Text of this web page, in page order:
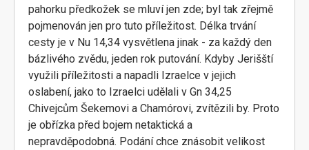
pahorku předkožek se mluví jen zde; byl tak zřejmě
pojmenován jen pro tuto příležitost. Délka trvání
cesty je v Nu 14,34 vysvětlena jinak - za každý den
bázlivého zvědu, jeden rok putování. Kdyby Jerišští
využili příležitosti a napadli Izraelce v jejich
oslabení, jako to Izraelci udělali v Gn 34,25
Chivejcům Šekemovi a Chamórovi, zvítězili by. Proto
je obřízka před bojem netaktická a
nepravděpodobná. Podání chce znásobit velikost